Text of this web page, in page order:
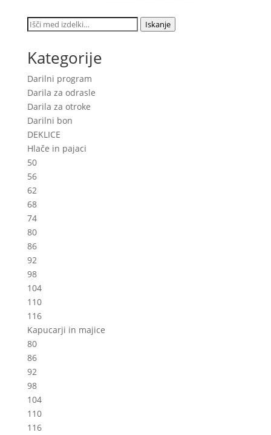
through
15,40€
Išči: Iskanje
Kategorije
Darilni program
Darila za odrasle
Darila za otroke
Darilni bon
DEKLICE
Hlače in pajaci
50
56
62
68
74
80
86
92
98
104
110
116
Kapucarji in majice
80
86
92
98
104
110
116